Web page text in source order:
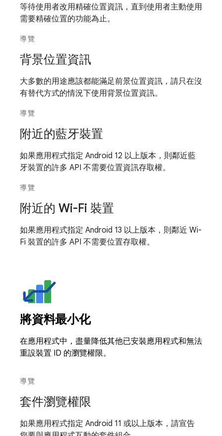
等待使用者改用精確位置資訊，直到使用者主動使用
需要精確位置的功能為止。
導覽
背景位置資訊
大多數的用途應該都能滿足前景位置資訊，請只在沒
有替代方式的情況下使用背景位置資訊。
導覽
附近的藍牙裝置
如果應用程式指定 Android 12 以上版本，則鄰近藍
牙裝置的許多 API 不需要位置資訊存取權。
導覽
附近的 Wi-Fi 裝置
如果應用程式指定 Android 13 以上版本，則鄰近 Wi-
Fi 裝置的許多 API 不需要位置存取權。
將資料最小化
在應用程式中，盡量降低其他已安裝應用程式和無法
重設裝置 ID 的瀏覽權限。
導覽
套件瀏覽權限
如果應用程式指定 Android 11 或以上版本，請宣告